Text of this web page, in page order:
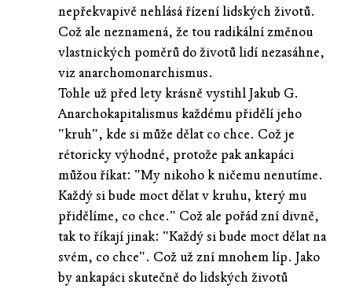
nepřekvapivě nehlásá řízení lidských životů.
Což ale neznamená, že tou radikální změnou
vlastnických poměrů do životů lidí nezasáhne,
viz anarchomonarchismus.
Tohle už před lety krásně vystihl Jakub G.
Anarchokapitalismus každému přidělí jeho
"kruh", kde si může dělat co chce. Což je
rétoricky výhodné, protože pak ankapáci
můžou říkat: "My nikoho k ničemu nenutíme.
Každý si bude moct dělat v kruhu, který mu
přidělíme, co chce." Což ale pořád zní divně,
tak to říkají jinak: "Každý si bude moct dělat na
svém, co chce". Což už zní mnohem líp. Jako
by ankapáci skutečně do lidských životů